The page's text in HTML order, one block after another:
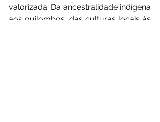
valorizada. Da ancestralidade indígena
aos quilombos, das culturas locais às